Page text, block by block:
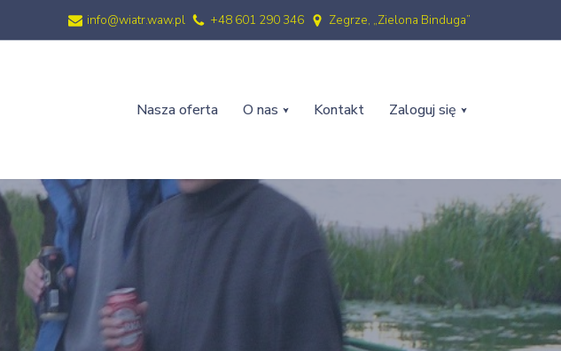
info@wiatr.waw.pl +48 601 290 346 Zegrze, „Zielona Binduga”
Nasza oferta O nas Kontakt Zaloguj się